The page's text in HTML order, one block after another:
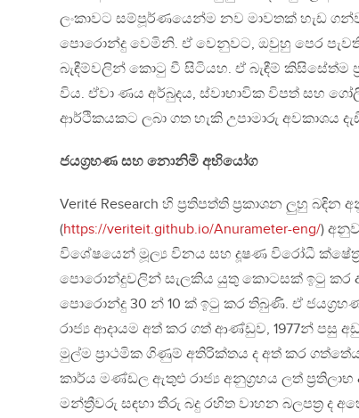
ලංකාවට සම්පූර්ණයෙන්ම නව මාවතක් හැඩ
පොරොන්දු වෙමිනි. ඒ වෙනුවට, ඔවුහු පෙර
බැඳීම්වලින් කොටු වී සිටියහ. ඒ බැඳීම් කිසිසේත්ම
විය. ඒවා ණය අර්බුදය, ස්වාභාවික විපත් සහ
ආර්ථිකයකට ලබා ගත හැකි උපාමාරු අවකාශය
ජයග්‍රහණ සහ නොනිමි අභියෝග
Verité Research හි ප්‍රතිපත්ති ප්‍රකාශන ලුහු බඳින
(https://veriteit.github.io/Anurameter-eng/)
විශේෂයෙන් මූල්‍ය විනය සහ දූෂණ විරෝධී
පොරොන්දුවලින් සැලකිය යුතු කොටසක් ඉටු කර
පොරොන්දු 30 න් 10 ක් ඉටු කර තිබුණි. ඒ
රාජ්‍ය ආදායම අත් කර ගත් ආණ්ඩුව, 1977න් පසු
මුල්ම ප්‍රාථමික ගිණුම් අතිරික්තය ද අත් කර
කාර්ය මණ්ඩල ඇතුළු රාජ්‍ය අනුග්‍රහය ලත්
මන්ත්‍රීවරු සඳහා තීරු බදු රහිත වාහන බලපත්‍ර ද